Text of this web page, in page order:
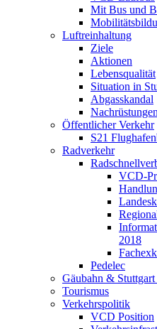
Mit Bus und
Luftreinhaltung
Ziele
Aktionen
Lebensqualität
Situation in
Abgasskandal
Nachrüstungen
Öffentlicher Verkehr
S21
Radverkehr
VCD-
2018
Pedelec
Gäubahn & Stuttgart
Tourismus
Verkehrspolitik
VCD Position